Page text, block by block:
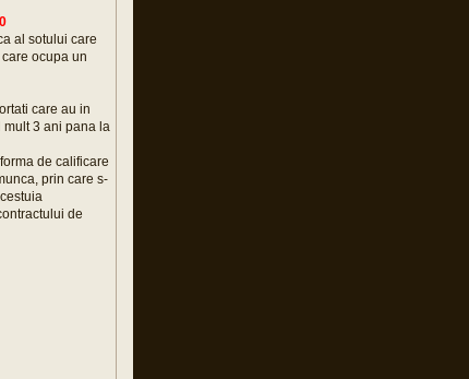
al sotului care
ocupa un
care au in
mult 3 ani pana la
de calificare
prin care s-
de